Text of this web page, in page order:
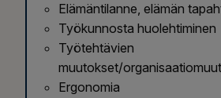
Elämäntilanne, elämän
Työkunnosta huolehtiminen
Työtehtävien
muutokset/
Ergonomia